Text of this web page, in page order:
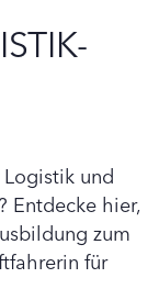
und
Entdecke hier,
zum
für